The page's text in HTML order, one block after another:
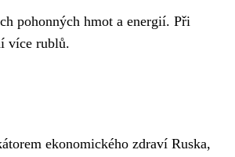
pohonných hmot a energií. Při
více rublů.
ekonomického zdraví Ruska,